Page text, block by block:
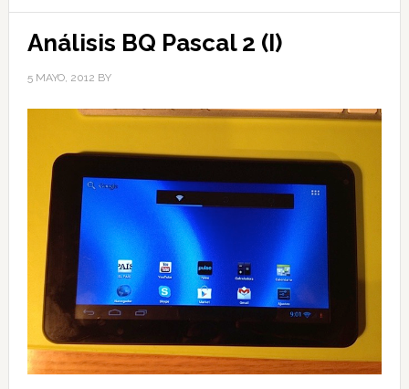
Análisis BQ Pascal 2 (I)
5 MAYO, 2012 BY